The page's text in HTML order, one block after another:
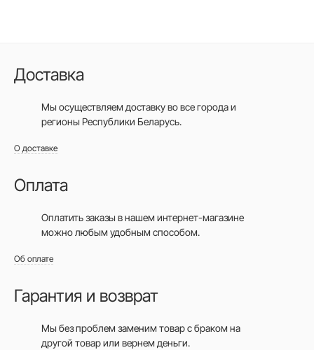
Доставка
Мы осуществляем доставку во все городаи
регионы Республики Беларусь.
О доставке
Оплата
Оплатить заказы в нашем интернет-магазине
можно любым удобным способом.
Об оплате
Гарантия и возврат
Мы без проблем заменим товар с браком на
другой товар или вернем деньги.